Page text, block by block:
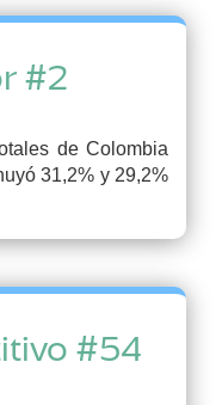
#2
de Colombia
31,2% y 29,2%
#54